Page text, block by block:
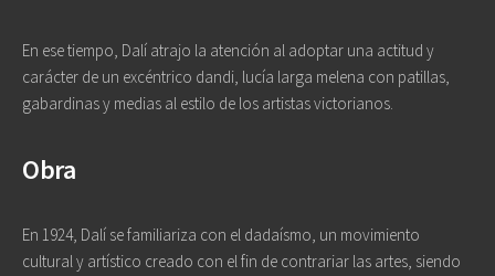
En ese tiempo, Dalí atrajo la atención al adoptar una actitud y
carácter de un excéntrico dandi, lucía larga melena con patillas,
gabardinas y medias al estilo de los artistas victorianos.
Obra
En 1924, Dalí se familiariza con el dadaísmo, un movimiento
cultural y artístico creado con el fin de contrariar las artes, siendo